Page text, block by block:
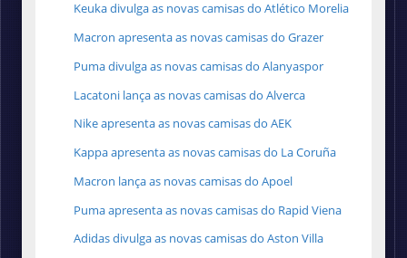
Keuka divulga as novas camisas do Atlético Morelia
Macron apresenta as novas camisas do Grazer
Puma divulga as novas camisas do Alanyaspor
Lacatoni lança as novas camisas do Alverca
Nike apresenta as novas camisas do AEK
Kappa apresenta as novas camisas do La Coruña
Macron lança as novas camisas do Apoel
Puma apresenta as novas camisas do Rapid Viena
Adidas divulga as novas camisas do Aston Villa